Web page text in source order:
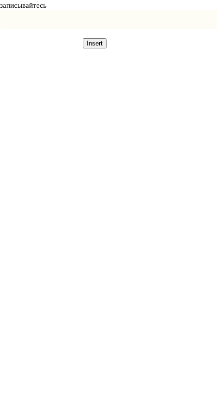
записывайтесь
Insert